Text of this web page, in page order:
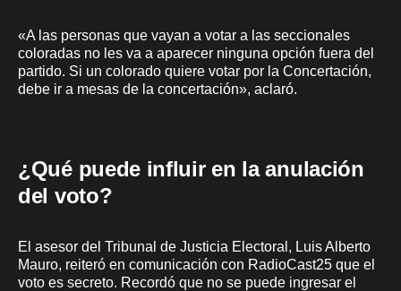
«A las personas que vayan a votar a las seccionales
coloradas no les va a aparecer ninguna opción fuera del
partido. Si un colorado quiere votar por la Concertación,
debe ir a mesas de la concertación», aclaró.
¿Qué puede influir en la anulación
del voto?
El asesor del Tribunal de Justicia Electoral, Luis Alberto
Mauro, reiteró en comunicación con RadioCast25 que el
voto es secreto. Recordó que no se puede ingresar el